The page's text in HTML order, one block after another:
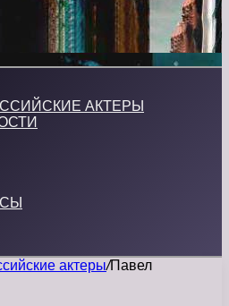
АКТЕРЫ
актеры/Павел